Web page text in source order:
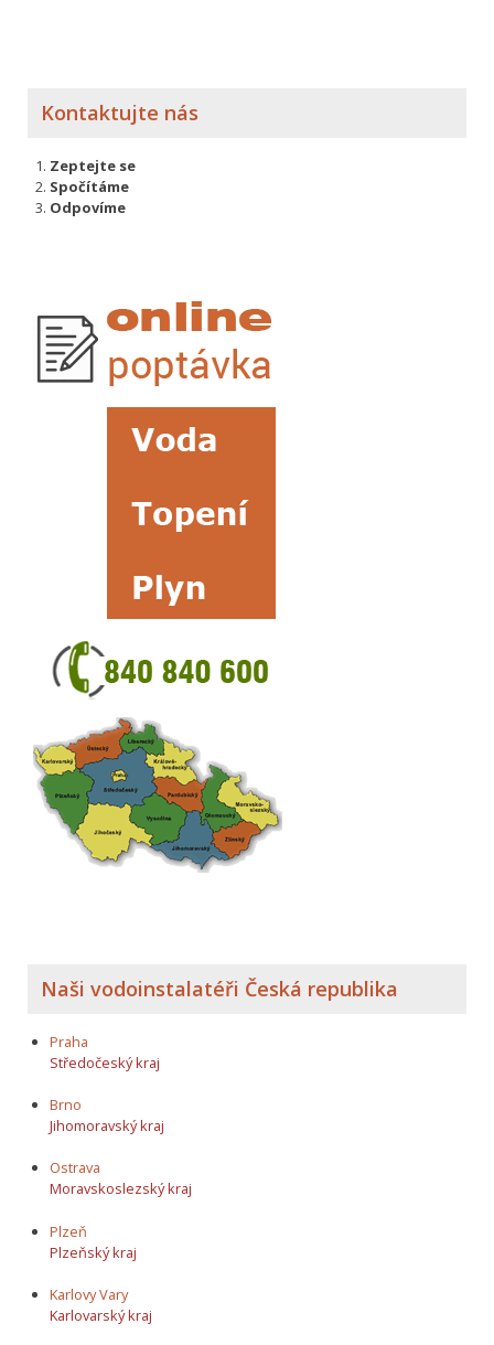
Kontaktujte nás
Zeptejte se
Spočítáme
Odpovíme
Naši vodoinstalatéři Česká republika
Praha
Středočeský kraj
Brno
Jihomoravský kraj
Ostrava
Moravskoslezský kraj
Plzeň
Plzeňský kraj
Karlovy Vary
Karlovarský kraj